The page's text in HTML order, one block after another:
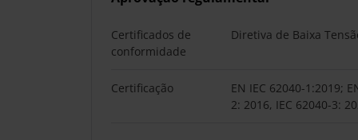
Certificados de
conformidade
Diretiva de Baixa
Certificação
EN IEC 62040-1:2019;
2: 2016, IEC 62040-3: